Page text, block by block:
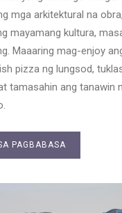
mga arkitektural na
mayamang kultura,
Maaaring mag-enjoy
pizza ng lungsod,
tamasahin ang tanawin
PAGBABASA